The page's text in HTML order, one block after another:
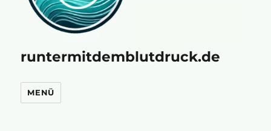
runtermitdemblutdruck.de
MENÜ